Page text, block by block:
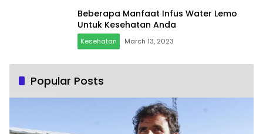
Beberapa Manfaat Infus Water Lemo
Untuk Kesehatan Anda
Kesehatan March 13, 2023
Popular Posts